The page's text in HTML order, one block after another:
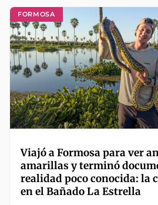
FORMOSA
Viajó a Formosa para ver
amarillas y terminó
realidad poco conocida: la
en el Bañado La Estrella